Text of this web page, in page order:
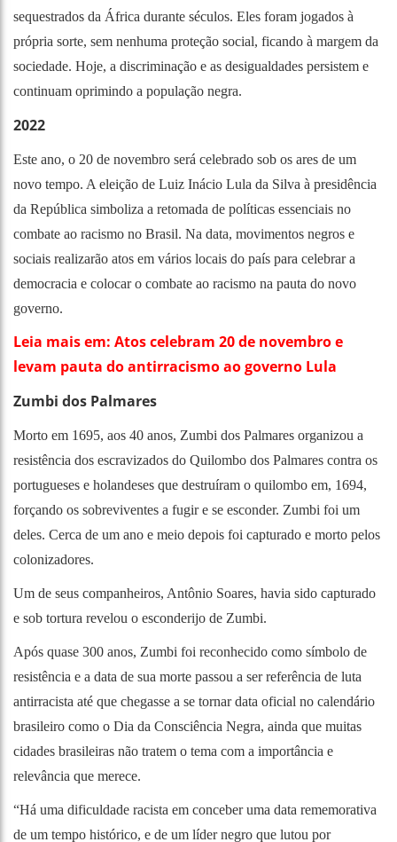
sequestrados da África durante séculos. Eles foram jogados à
própria sorte, sem nenhuma proteção social, ficando à margem da
sociedade. Hoje, a discriminação e as desigualdades persistem e
continuam oprimindo a população negra.
2022
Este ano, o 20 de novembro será celebrado sob os ares de um
novo tempo. A eleição de Luiz Inácio Lula da Silva à presidência
da República simboliza a retomada de políticas essenciais no
combate ao racismo no Brasil. Na data, movimentos negros e
sociais realizarão atos em vários locais do país para celebrar a
democracia e colocar o combate ao racismo na pauta do novo
governo.
Leia mais em: Atos celebram 20 de novembro e
levam pauta do antirracismo ao governo Lula
Zumbi dos Palmares
Morto em 1695, aos 40 anos, Zumbi dos Palmares organizou a
resistência dos escravizados do Quilombo dos Palmares contra os
portugueses e holandeses que destruíram o quilombo em, 1694,
forçando os sobreviventes a fugir e se esconder. Zumbi foi um
deles. Cerca de um ano e meio depois foi capturado e morto pelos
colonizadores.
Um de seus companheiros, Antônio Soares, havia sido capturado
e sob tortura revelou o esconderijo de Zumbi.
Após quase 300 anos, Zumbi foi reconhecido como símbolo de
resistência e a data de sua morte passou a ser referência de luta
antirracista até que chegasse a se tornar data oficial no calendário
brasileiro como o Dia da Consciência Negra, ainda que muitas
cidades brasileiras não tratem o tema com a importância e
relevância que merece.
“Há uma dificuldade racista em conceber uma data rememorativa
de um tempo histórico, e de um líder negro que lutou por